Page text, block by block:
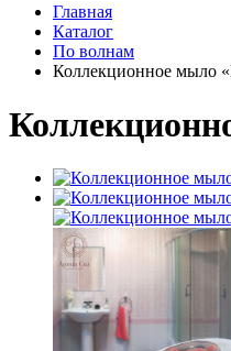
Главная
Каталог
По волнам
Коллекционное мыло